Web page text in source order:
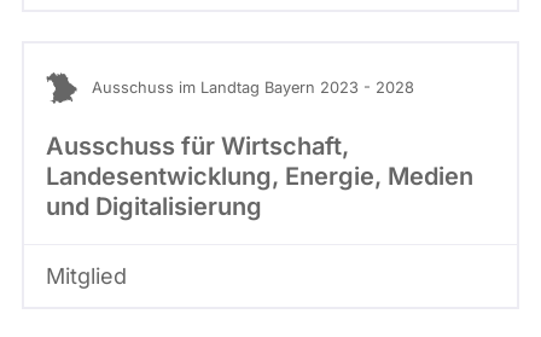
Ausschuss im Landtag Bayern 2023 - 2028
Ausschuss für Wirtschaft,
Landesentwicklung, Energie, Medien
und Digitalisierung
Mitglied